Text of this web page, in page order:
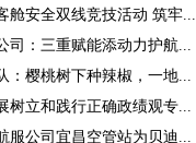
舱安全双线竞技活动 筑牢...
司：三重赋能添动力护航...
：樱桃树下种辣椒，一地...
树立和践行正确政绩观专...
服公司宜昌空管站为贝迪...